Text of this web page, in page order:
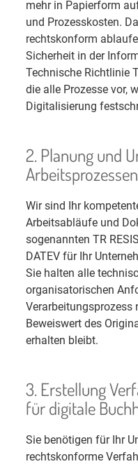
mehr in Papierform
und Prozesskosten.
rechtskonform
Sicherheit in der
Technische Richtlinie
die alle Prozesse vor,
Digitalisierung
2. Planung und
Arbeitsprozessen
Wir sind Ihr
Arbeitsabläufe und
sogenannten TR
DATEV für Ihr
Sie halten alle
organisatorischen
Verarbeitungsprozess
Beweiswert des
erhalten bleibt.
3. Erstellung
für digitale
Sie benötigen für Ihr
rechtskonforme